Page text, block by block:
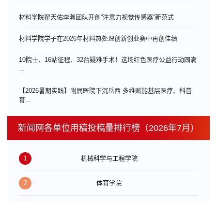
材料学院翟天佑李渊团队开创“注意力视觉传感器”新范式
材料学院学子在2026年材料热处理创新创业赛中再创佳绩
10院士、16站征程、32台疑难手术！这场红色医疗公益行动圆满
...
【2026暑期实践】附属医院下沉岳西 多维赋能基层医疗、科普
育...
新闻网各单位用稿投稿量排行榜（2026年7月）
1 机械科学与工程学院
2 体育学院